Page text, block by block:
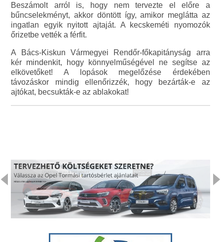
Beszámolt arról is, hogy nem tervezte el előre a
bűncselekményt, akkor döntött így, amikor meglátta az
ingatlan egyik nyitott ajtaját. A kecskeméti nyomozók
őrizetbe vették a férfit.
A Bács-Kiskun Vármegyei Rendőr-főkapitányság arra
kér mindenkit, hogy könnyelműségével ne segítse az
elkövetőket! A lopások megelőzése érdekében
távozáskor mindig ellenőrizzék, hogy bezárták-e az
ajtókat, becsukták-e az ablakokat!